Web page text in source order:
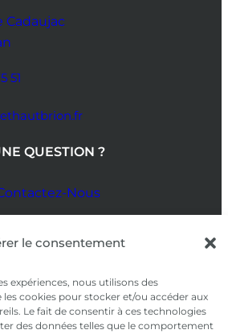
le consentement
expériences, nous utilisons des
cookies pour stocker et/ou accéder aux
Le fait de consentir à ces technologies
des données telles que le comportement
Cadaujac
51
QUESTION ?
Nous